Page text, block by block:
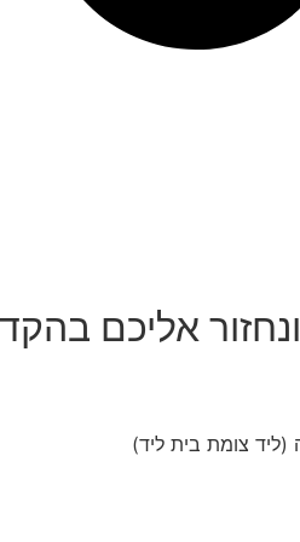
ונחזור אליכם